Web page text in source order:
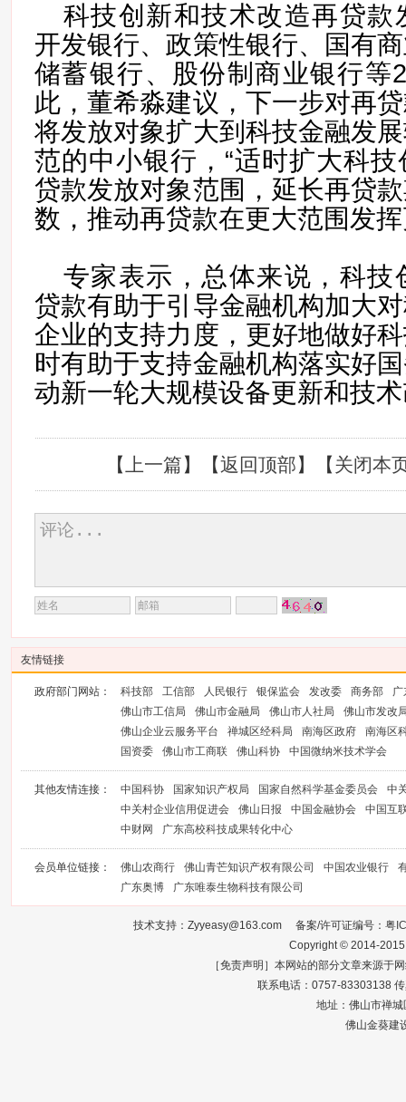
科技创新和技术改造再贷款
开发银行、政策性银行、国有
储蓄银行、股份制商业银行等
此，董希淼建议，下一步对再
将发放对象扩大到科技金融发
范的中小银行，“适时扩大科
贷款发放对象范围，延长再贷
数，推动再贷款在更大范围发
专家表示，总体来说，科技
贷款有助于引导金融机构加大
企业的支持力度，更好地做好
时有助于支持金融机构落实好
动新一轮大规模设备更新和技
【 上一篇】【返回顶部】【关闭本
友情链接
政府部门网站： 科技部 工信部 人民银行 银保监会 发改委 商务部
广
佛山市工信局
佛山市金融局 佛山市人社局
佛山市发改
佛山企业云服务平台
禅城区经科局 南海区政府
南海区
国资委
佛山市工商联 佛山科协 中国微纳米技术学会
其他友情连接： 中国科协 国家知识产权局 国家自然科学基金委员会
中
中关村企业信用促进会
佛山日报 中国金融协会
中国互
中财网
广东高校科技成果转化中心
会员单位链接： 佛山农商行 佛山青芒知识产权有限公司 中国农业银行
广东奥博
广东唯泰生物科技有限公司
技术支持：Zyyeasy@163.com 备案/许可证编号： 粤
Copyright © 2014-
［免责声明］本网站的部分文章来源于
联系电话：0757-83303138
地址：佛山市禅
佛山金葵建